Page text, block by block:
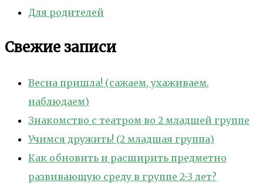
Для родителей
Свежие записи
Весна пришла! (сажаем, ухаживаем,
наблюдаем)
Знакомство с театром во 2 младшей группе
Учимся дружить! (2 младшая группа)
Как обновить и расширить предметно
развивающую среду в группе 2-3 лет?